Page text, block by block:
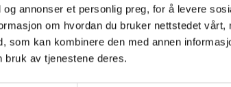
annonser et personlig preg, for å levere
om hvordan du bruker nettstedet vårt,
som kan kombinere den med annen
bruk av tjenestene deres.